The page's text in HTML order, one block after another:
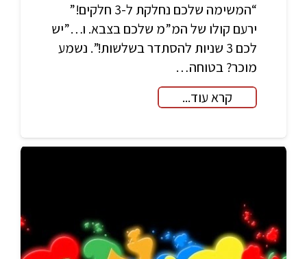
“המשימה שלכם נחלקת ל-3 חלקים!”
ירעם קולו של המ”מ שלכם בצבא. ו…”יש
לכם 3 שניות להסתדר בשלשות!”. נשמע
מוכר? בטוחה…
קרא עוד...